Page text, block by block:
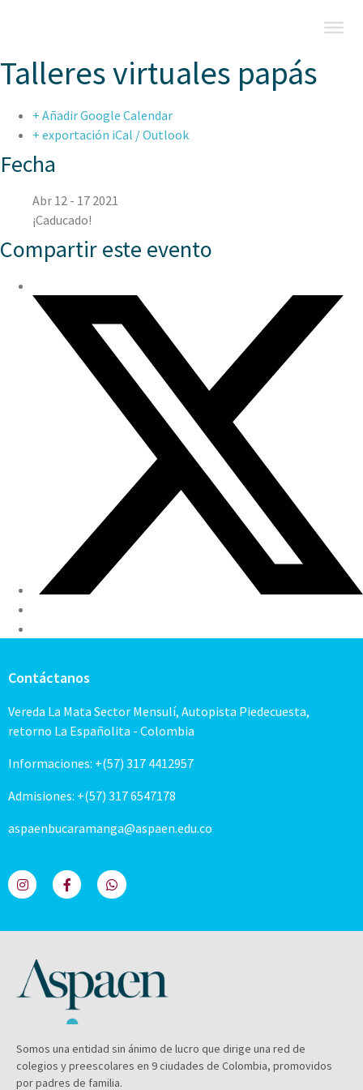
Talleres virtuales papás
+ Añadir Google Calendar
+ exportación iCal / Outlook
Fecha
Abr 12 - 17 2021
¡Caducado!
Compartir este evento
Contáctanos
Vereda La Mata Sector Mensulí, Autopista Piedecuesta,
retorno La Españolita - Colombia
Informaciones: +(57) 317 4412957
Admisiones: +(57) 317 6547178
aspaenbucaramanga@aspaen.edu.co
Somos una entidad sin ánimo de lucro que dirige una red de
colegios y preescolares en 9 ciudades de Colombia, promovidos
por padres de familia.